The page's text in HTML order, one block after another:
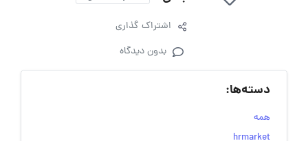
اشتراک گذاری
بدون دیدگاه
دسته‌ها:
همه
hrmarket